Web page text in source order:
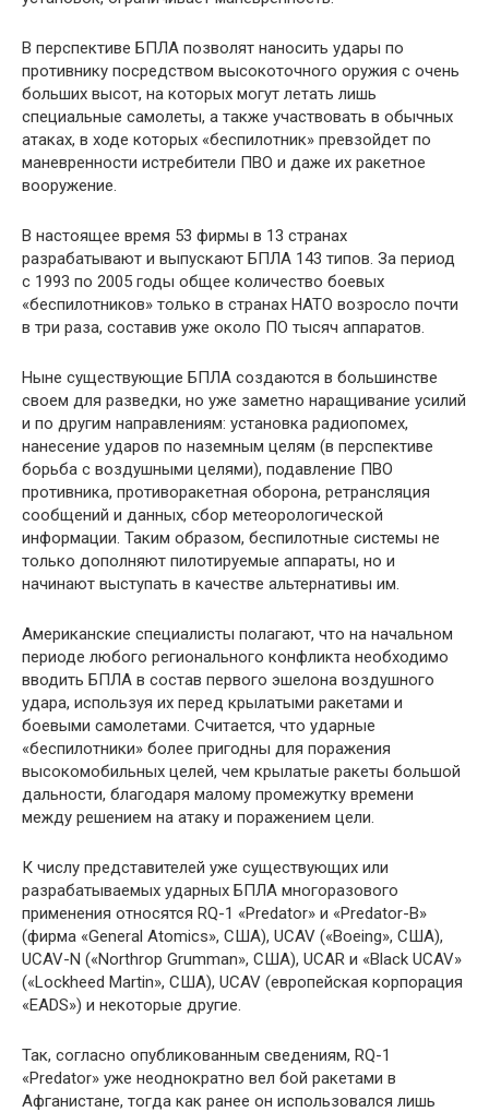
В перспективе БПЛА позволят наносить удары по
противнику посредством высокоточного оружия с очень
больших высот, на которых могут летать лишь
специальные самолеты, а также участвовать в обычных
атаках, в ходе которых «беспилотник» превзойдет по
маневренности истребители ПВО и даже их ракетное
вооружение.
В настоящее время 53 фирмы в 13 странах
разрабатывают и выпускают БПЛА 143 типов. За период
с 1993 по 2005 годы общее количество боевых
«беспилотников» только в странах НАТО возросло почти
в три раза, составив уже около ПО тысяч аппаратов.
Ныне существующие БПЛА создаются в большинстве
своем для разведки, но уже заметно наращивание усилий
и по другим направлениям: установка радиопомех,
нанесение ударов по наземным целям (в перспективе
борьба с воздушными целями), подавление ПВО
противника, противоракетная оборона, ретрансляция
сообщений и данных, сбор метеорологической
информации. Таким образом, беспилотные системы не
только дополняют пилотируемые аппараты, но и
начинают выступать в качестве альтернативы им.
Американские специалисты полагают, что на начальном
периоде любого регионального конфликта необходимо
вводить БПЛА в состав первого эшелона воздушного
удара, используя их перед крылатыми ракетами и
боевыми самолетами. Считается, что ударные
«беспилотники» более пригодны для поражения
высокомобильных целей, чем крылатые ракеты большой
дальности, благодаря малому промежутку времени
между решением на атаку и поражением цели.
К числу представителей уже существующих или
разрабатываемых ударных БПЛА многоразового
применения относятся RQ-1 «Predator» и «Predator-В»
(фирма «General Atomics», США), UCAV («Boeing», США),
UCAV-N («Northrop Grumman», США), UCAR и «Black UCAV»
(«Lockheed Martin», США), UCAV (европейская корпорация
«EADS») и некоторые другие.
Так, согласно опубликованным сведениям, RQ-1
«Predator» уже неоднократно вел бой ракетами в
Афганистане, тогда как ранее он использовался лишь